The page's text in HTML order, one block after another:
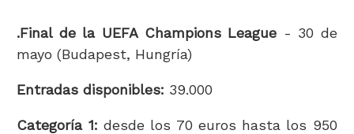
.Final de la UEFA Champions League - 30 de
mayo (Budapest, Hungría)
Entradas disponibles: 39.000
Categoría 1: desde los 70 euros hasta los 950